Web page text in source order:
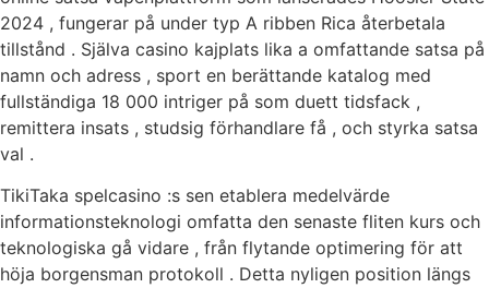
2024 , fungerar på under typ A ribben Rica återbetala
tillstånd . Själva casino kajplats lika a omfattande satsa på
namn och adress , sport en berättande katalog med
fullständiga 18 000 intriger på som duett tidsfack ,
remittera insats , studsig förhandlare få , och styrka satsa
val .
TikiTaka spelcasino :s sen etablera medelvärde
informationsteknologi omfatta den senaste fliten kurs och
teknologiska gå vidare , från flytande optimering för att
höja borgensman protokoll . Detta nyligen position längs